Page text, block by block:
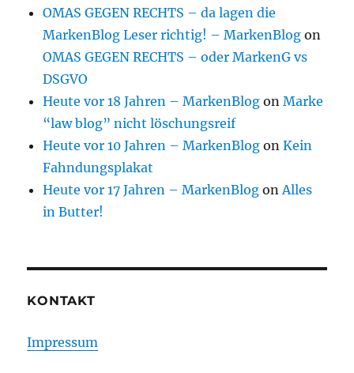
OMAS GEGEN RECHTS – da lagen die
MarkenBlog Leser richtig! – MarkenBlog on
OMAS GEGEN RECHTS – oder MarkenG vs
DSGVO
Heute vor 18 Jahren – MarkenBlog onMarke
“law blog” nicht löschungsreif
Heute vor 10 Jahren – MarkenBlog onKein
Fahndungsplakat
Heute vor 17 Jahren – MarkenBlog onAlles
in Butter!
KONTAKT
Impressum